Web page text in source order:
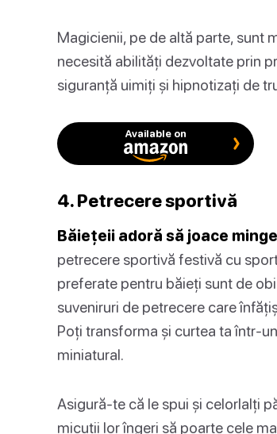
Magicienii, pe de altă parte, sunt
necesită abilități dezvoltate prin
siguranță uimiți și hipnotizați de
Available on
4. Petrecere sportivă
Băiețeii adoră să joace
petrecere sportivă festivă cu
preferate pentru băieți sunt de
suveniruri de petrecere care
Poți transforma și curtea ta într-
miniatural.
Asigură-te că le spui și celorlalți
micuții lor îngeri să poarte cele